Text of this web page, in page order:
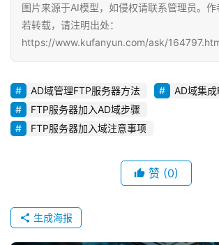
图片来源于AI模型，如侵权请联系管理员。
若转载，请注明出处：
https://www.kufanyun.com/ask/
AD域管理FTP服务器方法
AD域集
FTP服务器加入AD域步骤
FTP服务器加入域注意事项
赞 (0)
生成海报